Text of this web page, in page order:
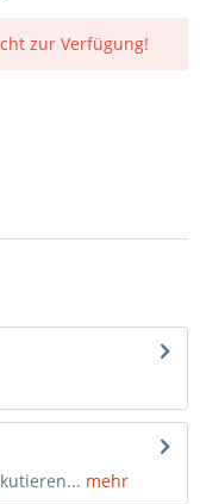
zur Verfügung!
mehr